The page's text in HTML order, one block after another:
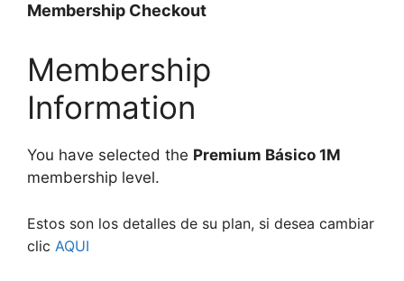
Membership Checkout
Membership
Information
You have selected the Premium Básico 1M
membership level.
Estos son los detalles de su plan, si desea cambiar
clic AQUI